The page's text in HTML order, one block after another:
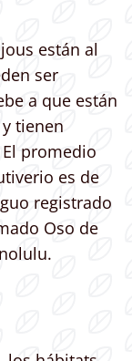
están al
ser
a que están
tienen
promedio
es de
registrado
Oso de